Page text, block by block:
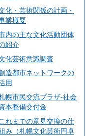
化・芸術関係の計画・
業概要
内の主な文化活動団体
紹介
化芸術意識調査
造都市ネットワークの
用
幌市民交流プラザ-社会
本整備交付金
これまでの意見交換の仕
み（札幌文化芸術円卓